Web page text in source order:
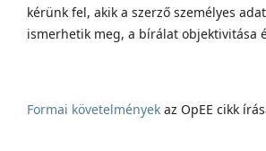
kérünk fel, akik a szerző személyes
ismerhetik meg, a bírálat objektivitása
Formai követelmények az OpEE cikk